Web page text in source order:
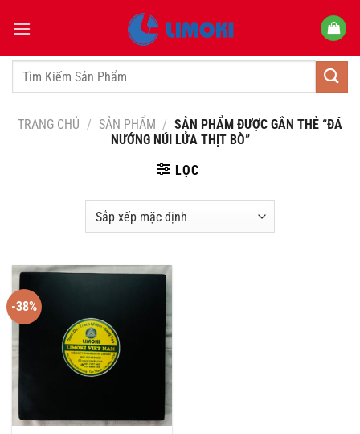
qua
dungTìm
TRANG CHỦ / SẢN PHẨM / SẢN PHẨM ĐƯỢC GẮN THẺ “ĐÁ
NƯỚNG NÚI LỬA THỊT BÒ”
LỌC
-38%